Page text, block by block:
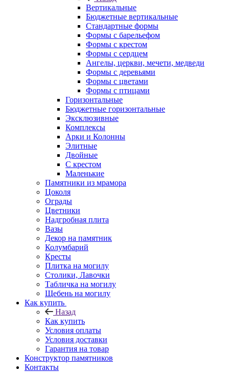
Вертикальные
Бюджетные вертикальные
Стандартные формы
Формы с барельефом
Формы с крестом
Формы с сердцем
Ангелы, церкви, мечети, медведи
Формы с деревьями
Формы с цветами
Формы с птицами
Горизонтальные
Бюджетные горизонтальные
Эксклюзивные
Комплексы
Арки и Колонны
Элитные
Двойные
С крестом
Маленькие
Памятники из мрамора
Цоколя
Ограды
Цветники
Надгробная плита
Вазы
Декор на памятник
Колумбарий
Кресты
Плитка на могилу
Столики, Лавочки
Табличка на могилу
Щебень на могилу
Как купить
Назад
Как купить
Условия оплаты
Условия доставки
Гарантия на товар
Конструктор памятников
Контакты